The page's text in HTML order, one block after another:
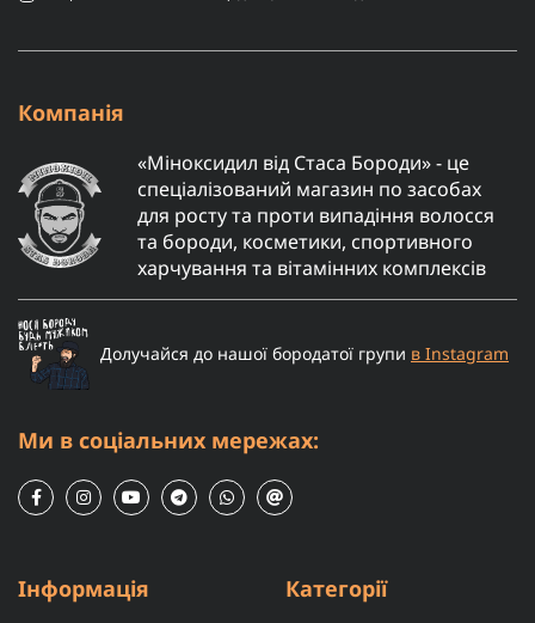
Компанія
«Міноксидил від Стаса Бороди» - це
спеціалізований магазин по засобах
для росту та проти випадіння волосся
та бороди, косметики, спортивного
харчування та вітамінних комплексів
Долучайся до нашої бородатої групи в Instagram
Ми в соціальних мережах:
Інформація Категорії